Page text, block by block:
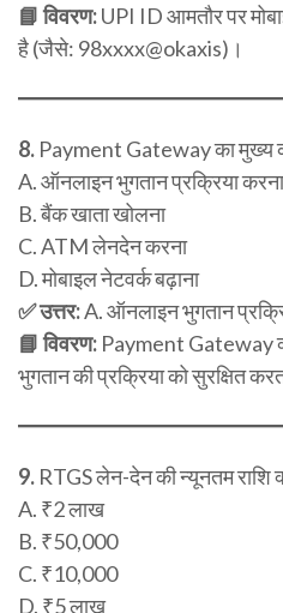
📘 विवरण:UPI ID आमतौर पर
है (जैसे: 98xxxx@okaxis)।
8. Payment Gateway का मुख्य
A. ऑनलाइन भुगतान प्रक्रिया करना
B. बैंक खाता खोलना
C. ATM लेनदेन करना
D. मोबाइल नेटवर्क बढ़ाना
✅ उत्तर:A. ऑनलाइन भुगतान
📘 विवरण: Payment Gateway
भुगतान की प्रक्रिया को सुरक्षित
9. RTGS लेन-देन की न्यूनतम राशि
A. ₹2 लाख
B. ₹50,000
C. ₹10,000
D. ₹5 लाख